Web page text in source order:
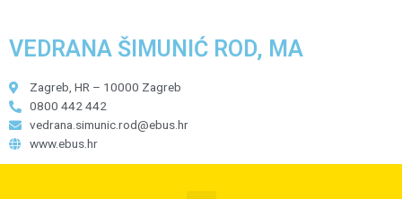
VEDRANA ŠIMUNIĆ ROD, MA
Zagreb, HR – 10000 Zagreb
0800 442 442
vedrana.simunic.rod@ebus.hr
www.ebus.hr